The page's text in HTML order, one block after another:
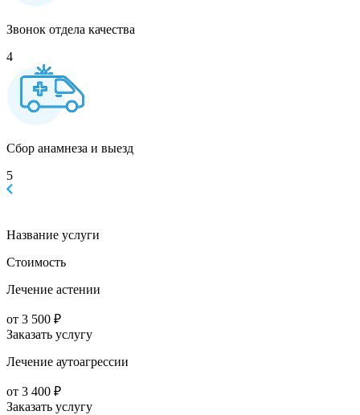
Звонок отдела качества
4
Сбор анамнеза и выезд
5
Название услуги
Стоимость
Лечение астении
от 3 500 ₽
Заказать услугу
Лечение аутоагрессии
от 3 400 ₽
Заказать услугу